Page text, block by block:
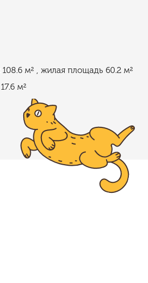
108.6 м²
, жилая площадь 60.2 м²
17.6 м²